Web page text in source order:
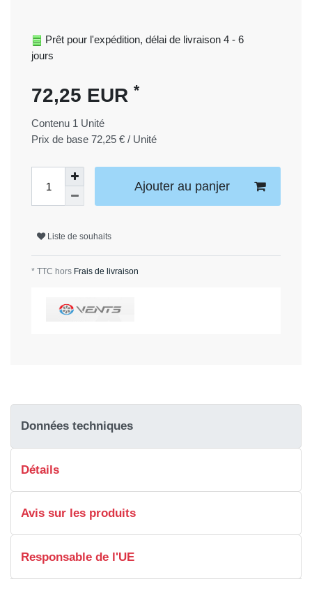
Prêt pour l'expédition, délai de livraison 4 - 6
jours
72,25 EUR *
Contenu 1 Unité
Prix de base 72,25 € / Unité
Ajouter au panjer
Liste de souhaits
* TTC hors Frais de livraison
Données techniques
Détails
Avis sur les produits
Responsable de l'UE